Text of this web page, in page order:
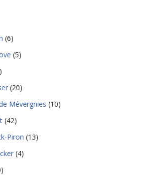
(6)
(5)
(20)
Mévergnies (10)
(42)
Piron (13)
(4)